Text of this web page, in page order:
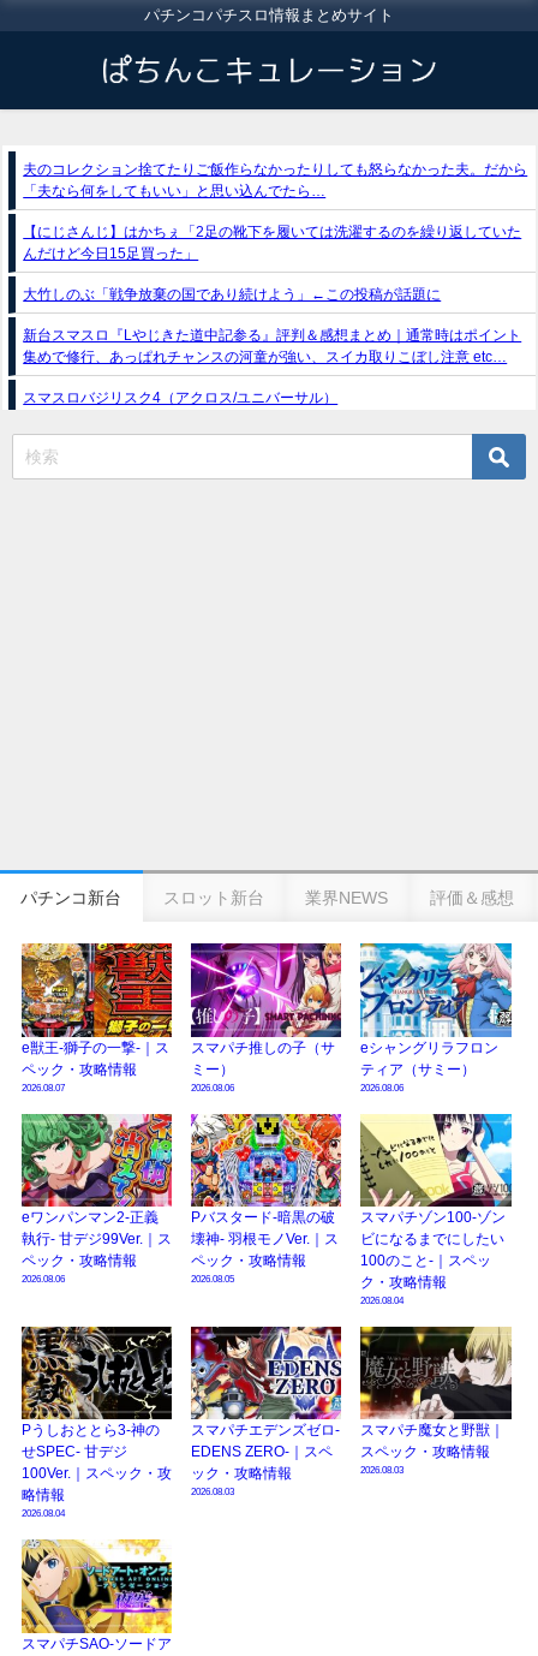
パチンコパチスロ情報まとめサイト
夫のコレクション捨てたりご飯作らなかったりしても怒らなかった夫。だから
「夫なら何をしてもいい」と思い込んでたら…
【にじさんじ】はかちぇ「2足の靴下を履いては洗濯するのを繰り返していた
んだけど今日15足買った」
大竹しのぶ「戦争放棄の国であり続けよう」←この投稿が話題に
新台スマスロ『Lやじきた道中記参る』評判＆感想まとめ｜通常時はポイント
集めで修行、あっぱれチャンスの河童が強い、スイカ取りこぼし注意 etc…
スマスロバジリスク4（アクロス/ユニバーサル）
e獣王-獅子の一撃-｜スペック・攻略情報
新台パチンコ『e魔女と野獣』公式PV動画｜LT直行型399帯、運命分岐から上
パチンコ新台 スロット新台 業界NEWS 評価＆感想
e獣王-獅子の一撃-｜ス
ペック・攻略情報
2026.08.07
スマパチ推しの子（サ
ミー）
2026.08.06
eシャングリラフロン
ティア（サミー）
2026.08.06
eワンパンマン2-正義
執行- 甘デジ99Ver.｜ス
ペック・攻略情報
2026.08.06
Pバスタード-暗黒の破
壊神- 羽根モノVer.｜ス
ペック・攻略情報
2026.08.05
スマパチゾン100-ゾン
ビになるまでにしたい
100のこと-｜スペッ
ク・攻略情報
2026.08.04
Pうしおととら3-神の
せSPEC- 甘デジ
100Ver.｜スペック・攻
略情報
2026.08.04
スマパチエデンズゼロ-
EDENS ZERO-｜スペ
ック・攻略情報
2026.08.03
スマパチ魔女と野獣｜
スペック・攻略情報
2026.08.03
スマパチSAO-ソードア